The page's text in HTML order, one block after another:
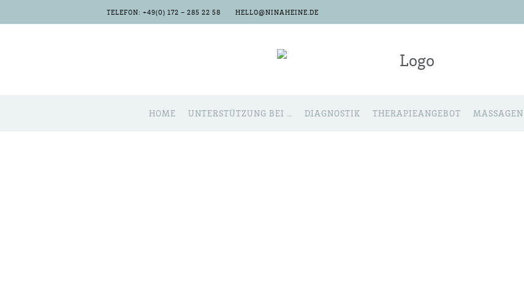
TELE­FON: +49(0) 172 – 285 22 58 HELLO@NINAHEINE.DE
HOME UNTER­STÜT­ZUNG BEI … DIA­GNOS­TIK THE­RA­PIE­AN­GE­BOT MAS­SA­GEN